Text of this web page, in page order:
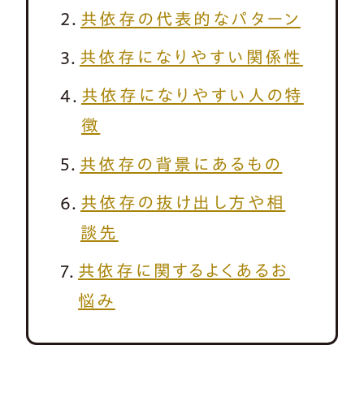
共依存の代表的なパターン
共依存になりやすい関係性
共依存になりやすい人の特
徴
共依存の背景にあるもの
共依存の抜け出し方や相
談先
共依存に関するよくあるお
悩み